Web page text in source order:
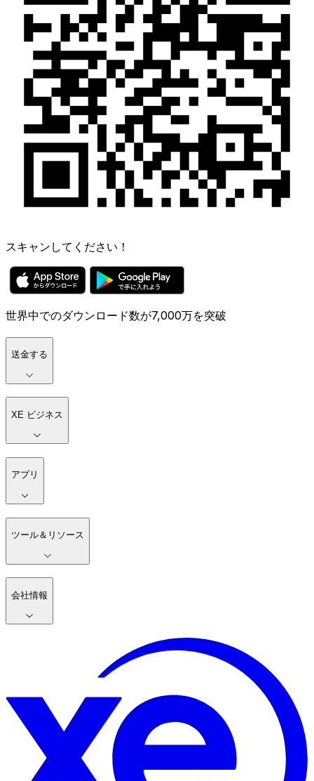
スキャンしてください！
世界中でのダウンロード数が7,000万を突破
送金する
XE ビジネス
アプリ
ツール＆リソース
会社情報